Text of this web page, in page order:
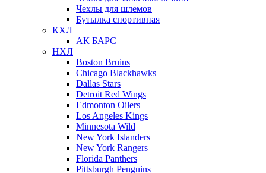
Чехлы для шлемов
Бутылка спортивная
КХЛ
АК БАРС
НХЛ
Boston Bruins
Chicago Blackhawks
Dallas Stars
Detroit Red Wings
Edmonton Oilers
Los Angeles Kings
Minnesota Wild
New York Islanders
New York Rangers
Florida Panthers
Pittsburgh Penguins